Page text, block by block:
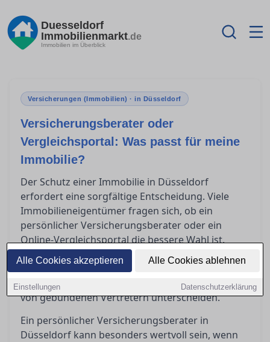
Alle Cookies akzeptieren Alle Cookies ablehnen
Einstellungen Datenschutzerklärung
Duesseldorf
Immobilienmarkt.de
Immobilien im Überblick
Versicherungen (Immobilien) · in Düsseldorf
Versicherungsberater oder
Vergleichsportal: Was passt für meine
Immobilie?
Der Schutz einer Immobilie in Düsseldorf
erfordert eine sorgfältige Entscheidung. Viele
Immobilieneigentümer fragen sich, ob ein
persönlicher Versicherungsberater oder ein
Online-Vergleichsportal die bessere Wahl ist.
Dieser Artikel bietet Orientierung, erklärt, wann
der Rat eines unabhängigen Maklers sinnvoller
sein kann und worin sich unabhängige Makler
von gebundenen Vertretern unterscheiden.
Ein persönlicher Versicherungsberater in
Düsseldorf kann besonders wertvoll sein, wenn